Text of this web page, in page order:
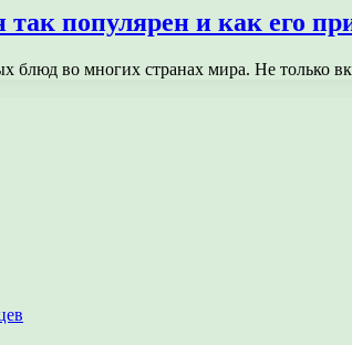
популярен и как его
блюд во многих странах мира. Не только